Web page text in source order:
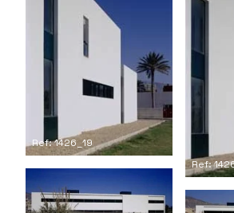
Ref: 1426_19
Ref: